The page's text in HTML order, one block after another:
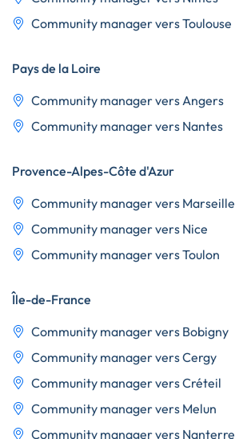
Community manager vers Toulouse
Pays de la Loire
Community manager vers Angers
Community manager vers Nantes
Provence-Alpes-Côte d'Azur
Community manager vers Marseille
Community manager vers Nice
Community manager vers Toulon
Île-de-France
Community manager vers Bobigny
Community manager vers Cergy
Community manager vers Créteil
Community manager vers Melun
Community manager vers Nanterre